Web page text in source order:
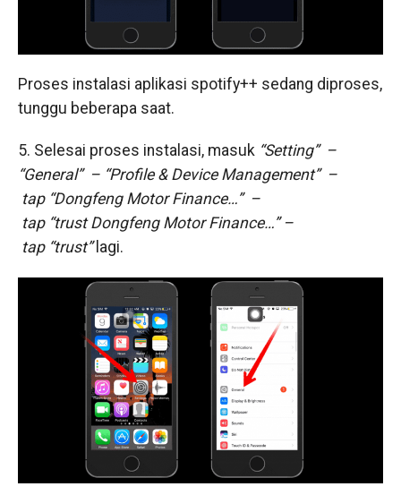
Proses instalasi aplikasi spotify++ sedang diproses,
tunggu beberapa saat.
5. Selesai proses instalasi, masuk “Setting” –
“General” – “Profile & Device Management” –
tap “Dongfeng Motor Finance…” –
tap “trust Dongfeng Motor Finance…” –
tap “trust” lagi.